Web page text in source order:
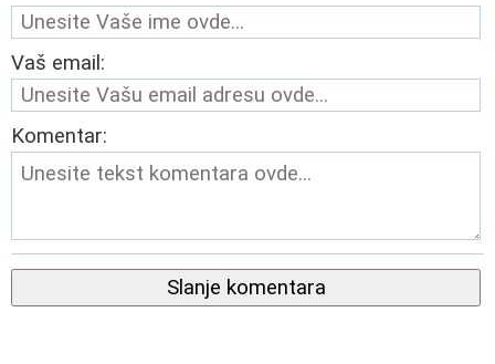
Vaš email:
Komentar:
Slanje komentara